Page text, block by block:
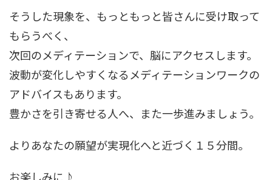
そうした現象を、もっともっと皆さんに受け取って
もらうべく、
次回のメディテーションで、脳にアクセスします。
波動が変化しやすくなるメディテーションワークの
アドバイスもあります。
豊かさを引き寄せる人へ、また一歩進みましょう。
よりあなたの願望が実現化へと近づく１５分間。
お楽しみに♪